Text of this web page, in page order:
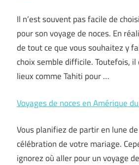
Il n’est souvent pas facile de
pour son voyage de noces. En
de tout ce que vous souhaitez y
choix semble difficile. Toutefois, il
lieux comme Tahiti pour …
Voyages de noces en Amérique
Vous planifiez de partir en lune
célébration de votre mariage.
ignorez où aller pour un voyage